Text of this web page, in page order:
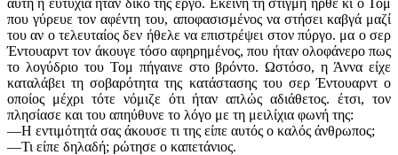
αυτή η ευτυχία ήταν δικό της έργο. Εκείνη τη στιγμή ήρθε κι ο Τομ
που γύρευε τον αφέντη του, αποφασισμένος να στήσει καβγά μαζί
του αν ο τελευταίος δεν ήθελε να επιστρέψει στον πύργο. μα ο σερ
Έντουαρντ τον άκουγε τόσο αφηρημένος, που ήταν ολοφάνερο πως
το λογύδριο του Τομ πήγαινε στο βρόντο. Ωστόσο, η Άννα είχε
καταλάβει τη σοβαρότητα της κατάστασης του σερ Έντουαρντ ο
οποίος μέχρι τότε νόμιζε ότι ήταν απλώς αδιάθετος. έτσι, τον
πλησίασε και του απηύθυνε το λόγο με τη μειλίχια φωνή της:
—Η εντιμότητά σας άκουσε τι της είπε αυτός ο καλός άνθρωπος;
—Τι είπε δηλαδή; ρώτησε ο καπετάνιος.